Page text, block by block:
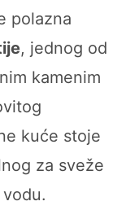
polazna
, jednog od
kamenim
kuće stoje
za sveže